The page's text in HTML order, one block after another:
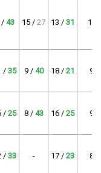
/ 43 15 / 27 13 / 31 101
/ 35 9 / 40 18 / 21 96
/ 25 8 / 43 16 / 25 93
/ 33 - 17 / 23 87